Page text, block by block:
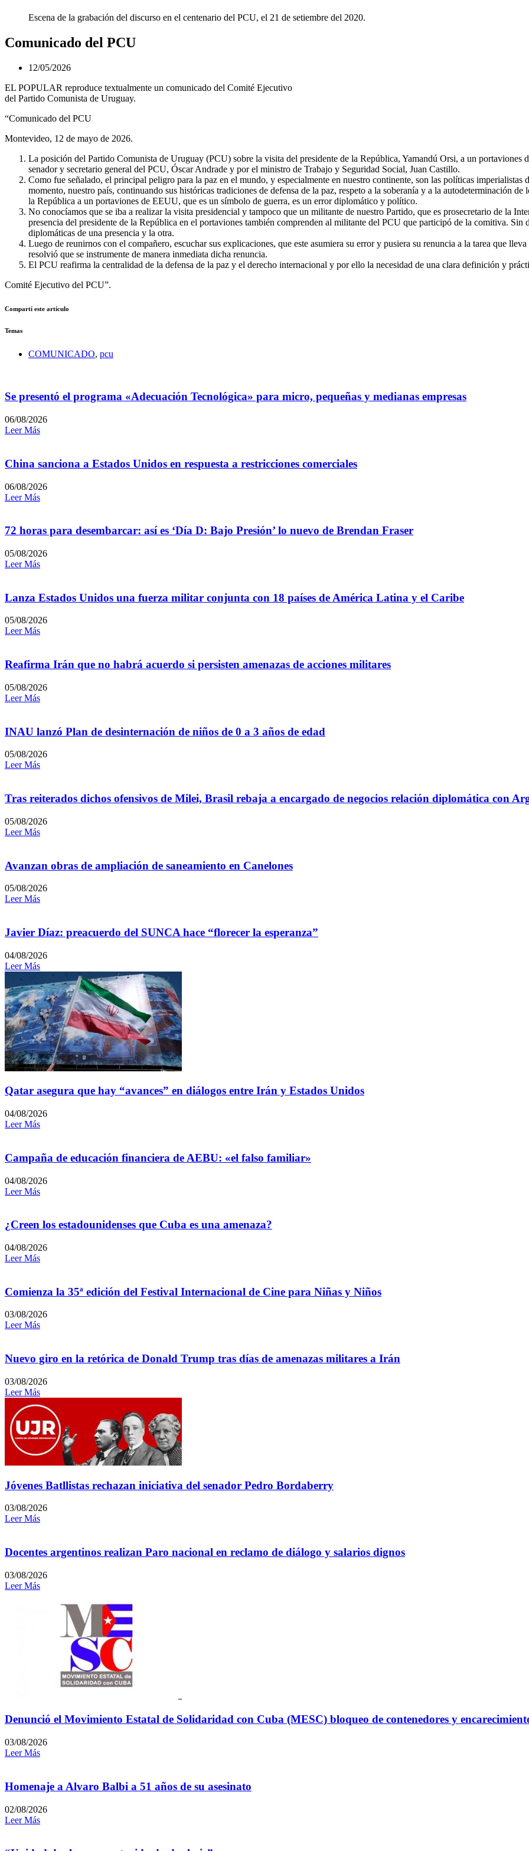
Escena de la grabación del discurso en el centenario del PCU, el 21 de setiembre del 2020.
Comunicado del PCU
12/05/2026
EL POPULAR reproduce textualmente un comunicado del Comité Ejecutivo
del Partido Comunista de Uruguay.
“Comunicado del PCU
Montevideo, 12 de mayo de 2026.
La posición del Partido Comunista de Uruguay (PCU) sobre la visita del presidente de la República, Yamandú Orsi, a un portaviones
senador y secretario general del PCU, Óscar Andrade y por el ministro de Trabajo y Seguridad Social, Juan Castillo.
Como fue señalado, el principal peligro para la paz en el mundo, y especialmente en nuestro continente, son las políticas
momento, nuestro país, continuando sus históricas tradiciones de defensa de la paz, respeto a la soberanía y a la autodeterminación
la República a un portaviones de EEUU, que es un símbolo de guerra, es un error diplomático y político.
No conocíamos que se iba a realizar la visita presidencial y tampoco que un militante de nuestro Partido, que es prosecretario de la
presencia del presidente de la República en el portaviones también comprenden al militante del PCU que participó de la comitiva.
diplomáticas de una presencia y la otra.
Luego de reunirnos con el compañero, escuchar sus explicaciones, que este asumiera su error y pusiera su renuncia a la tarea que
resolvió que se instrumente de manera inmediata dicha renuncia.
El PCU reafirma la centralidad de la defensa de la paz y el derecho internacional y por ello la necesidad de una clara definición y
Comité Ejecutivo del PCU”.
Compartí este artículo
Temas
COMUNICADO, pcu
Se presentó el programa «Adecuación Tecnológica» para micro, pequeñas y medianas empresas
06/08/2026
Leer Más
China sanciona a Estados Unidos en respuesta a restricciones comerciales
06/08/2026
Leer Más
72 horas para desembarcar: así es ‘Día D: Bajo Presión’ lo nuevo de Brendan Fraser
05/08/2026
Leer Más
Lanza Estados Unidos una fuerza militar conjunta con 18 países de América Latina y el Caribe
05/08/2026
Leer Más
Reafirma Irán que no habrá acuerdo si persisten amenazas de acciones militares
05/08/2026
Leer Más
INAU lanzó Plan de desinternación de niños de 0 a 3 años de edad
05/08/2026
Leer Más
Tras reiterados dichos ofensivos de Milei, Brasil rebaja a encargado de negocios relación diplomática con
05/08/2026
Leer Más
Avanzan obras de ampliación de saneamiento en Canelones
05/08/2026
Leer Más
Javier Díaz: preacuerdo del SUNCA hace “florecer la esperanza”
04/08/2026
Leer Más
Qatar asegura que hay “avances” en diálogos entre Irán y Estados Unidos
04/08/2026
Leer Más
Campaña de educación financiera de AEBU: «el falso familiar»
04/08/2026
Leer Más
¿Creen los estadounidenses que Cuba es una amenaza?
04/08/2026
Leer Más
Comienza la 35ª edición del Festival Internacional de Cine para Niñas y Niños
03/08/2026
Leer Más
Nuevo giro en la retórica de Donald Trump tras días de amenazas militares a Irán
03/08/2026
Leer Más
Jóvenes Batllistas rechazan iniciativa del senador Pedro Bordaberry
03/08/2026
Leer Más
Docentes argentinos realizan Paro nacional en reclamo de diálogo y salarios dignos
03/08/2026
Leer Más
Denunció el Movimiento Estatal de Solidaridad con Cuba (MESC) bloqueo de contenedores y
03/08/2026
Leer Más
Homenaje a Alvaro Balbi a 51 años de su asesinato
02/08/2026
Leer Más